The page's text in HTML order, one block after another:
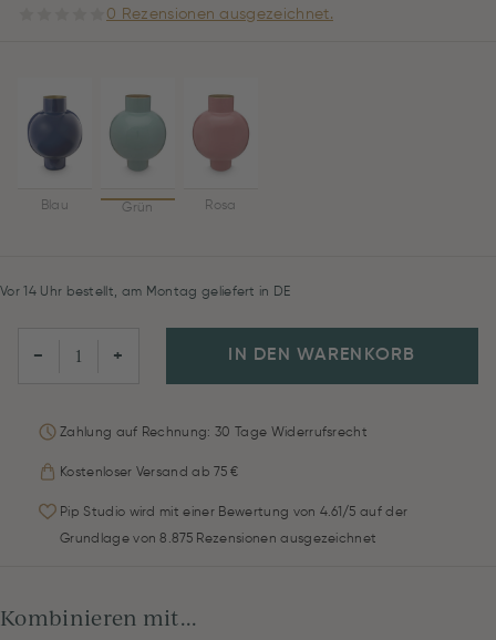
0 Rezensionen ausgezeichnet.
Blau Grün Rosa
Vor 14 Uhr bestellt, am Montag geliefert in DE
− + IN DEN WARENKORB
Zahlung auf Rechnung: 30 Tage Widerrufsrecht
Kostenloser Versand ab 75 €
Pip Studio wird mit einer Bewertung von 4.61/5 auf der
Grundlage von 8.875 Rezensionen ausgezeichnet
Kombinieren mit...